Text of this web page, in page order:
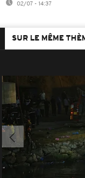
02/07 - 14:37
SUR LE MÊME